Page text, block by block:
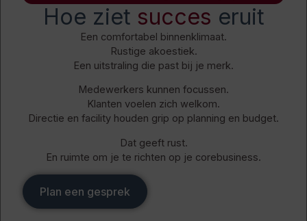
Hoe ziet succes eruit
Een comfortabel binnenklimaat.
Rustige akoestiek.
Een uitstraling die past bij je merk.
Medewerkers kunnen focussen.
Klanten voelen zich welkom.
Directie en facility houden grip op planning en budget.
Dat geeft rust.
En ruimte om je te richten op je corebusiness.
Plan een gesprek